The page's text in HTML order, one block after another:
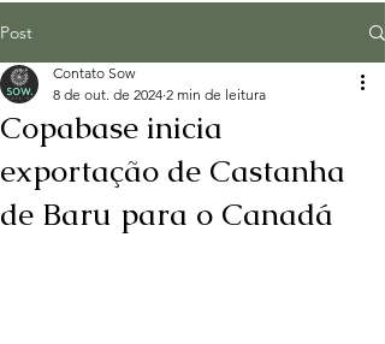
Post
Copabase inicia
exportação de Castanha
de Baru para o Canadá
Contato Sow
8 de out. de 2024 2 min de leitura